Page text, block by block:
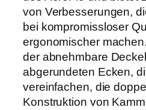
g
e
von Verbesserungen,
bei kompromissloser
ergonomischer
der abnehmbare
abgerundeten Ecken,
vereinfachen, die
Konstruktion von